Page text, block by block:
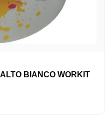
BIANCO WORKIT